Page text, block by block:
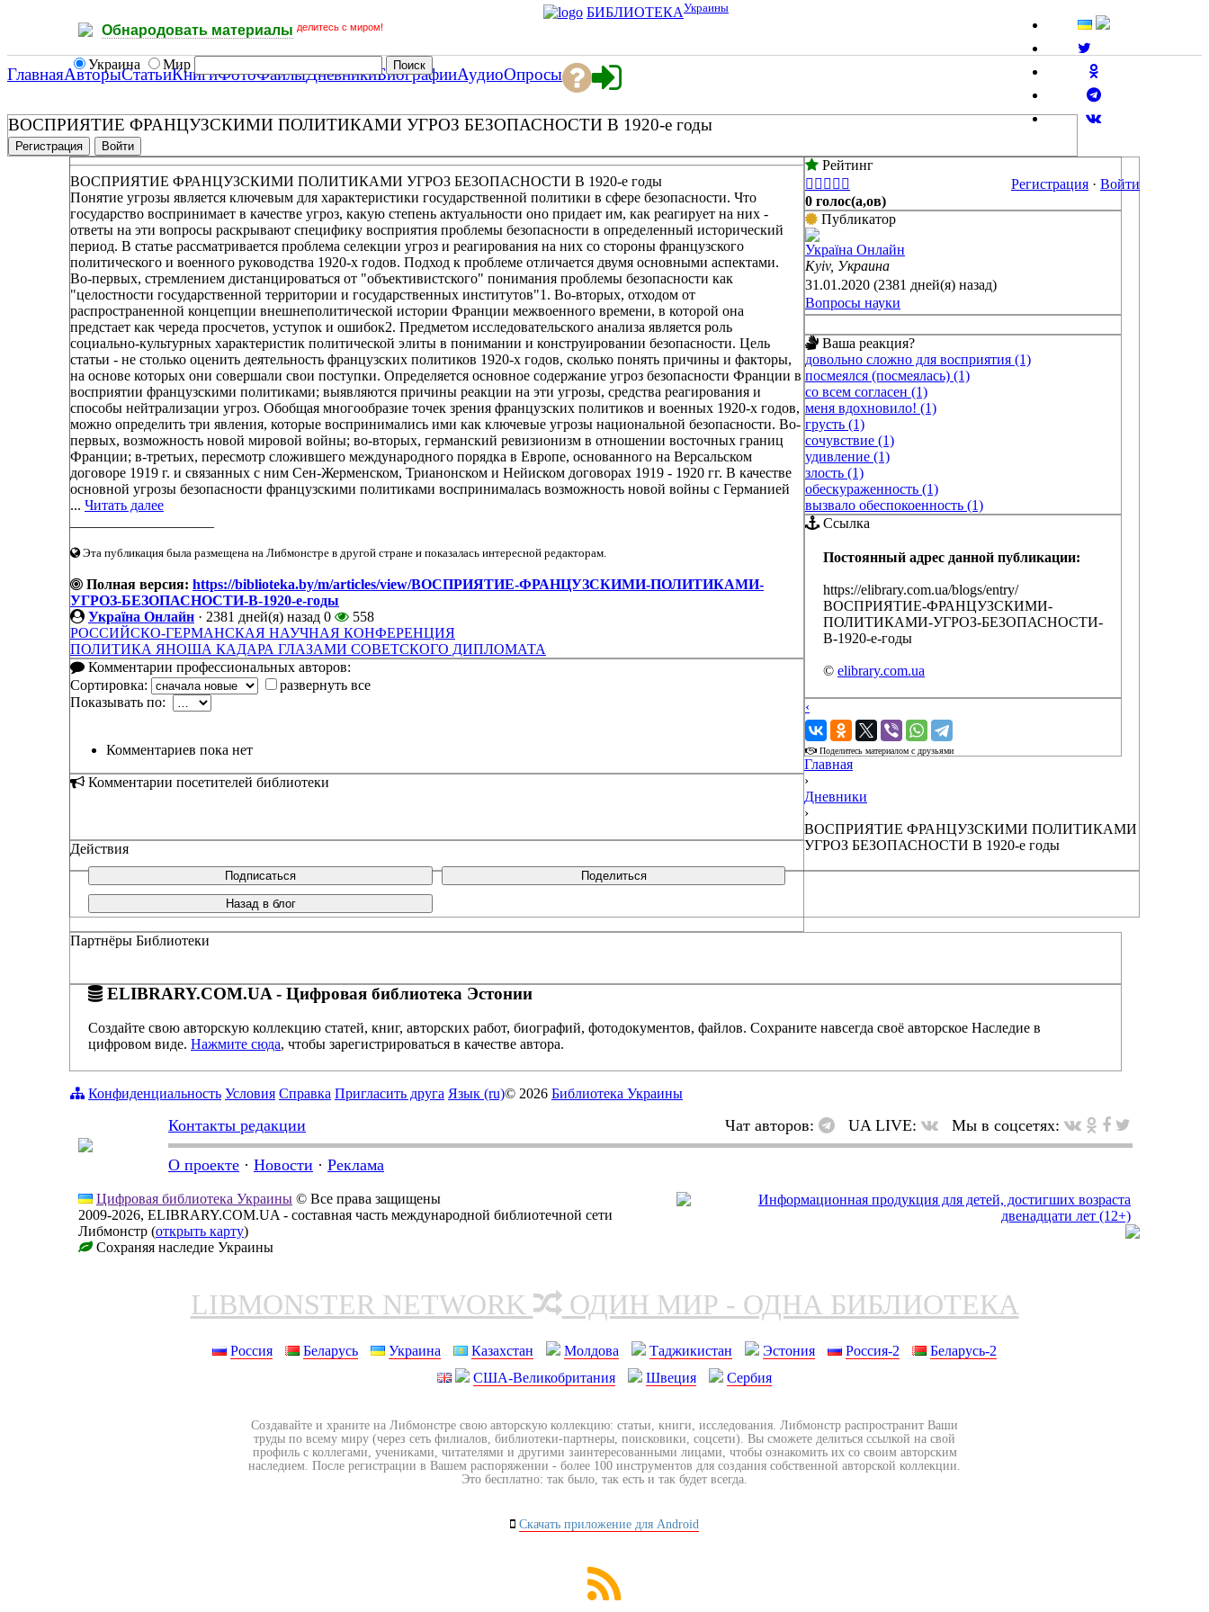
Обнародовать материалы делитесь с миром!
Украина Мир
БИБЛИОТЕКАУкраины
Регистрация · Войти
ГлавнаяАвторыСтатьиКнигиФотоФайлыДневникиБиографииАудиоОпросы
ВОСПРИЯТИЕ ФРАНЦУЗСКИМИ ПОЛИТИКАМИ УГРОЗ БЕЗОПАСНОСТИ В 1920-е годы
Регистрация Войти
ВОСПРИЯТИЕ ФРАНЦУЗСКИМИ ПОЛИТИКАМИ УГРОЗ БЕЗОПАСНОСТИ В 1920-е годы
Понятие угрозы является ключевым для характеристики государственной политики в сфере безопасности. Что
государство воспринимает в качестве угроз, какую степень актуальности оно придает им, как реагирует на них -
ответы на эти вопросы раскрывают специфику восприятия проблемы безопасности в определенный исторический
период. В статье рассматривается проблема селекции угроз и реагирования на них со стороны французского
политического и военного руководства 1920-х годов. Подход к проблеме отличается двумя основными аспектами.
Во-первых, стремлением дистанцироваться от "объективистского" понимания проблемы безопасности как
"целостности государственной территории и государственных институтов"1. Во-вторых, отходом от
распространенной концепции внешнеполитической истории Франции межвоенного времени, в которой она
предстает как череда просчетов, уступок и ошибок2. Предметом исследовательского анализа является роль
социально-культурных характеристик политической элиты в понимании и конструировании безопасности. Цель
статьи - не столько оценить деятельность французских политиков 1920-х годов, сколько понять причины и факторы,
на основе которых они совершали свои поступки. Определяется основное содержание угроз безопасности Франции в
восприятии французскими политиками; выявляются причины реакции на эти угрозы, средства реагирования и
способы нейтрализации угроз. Обобщая многообразие точек зрения французских политиков и военных 1920-х годов,
можно определить три явления, которые воспринимались ими как ключевые угрозы национальной безопасности. Во-
первых, возможность новой мировой войны; во-вторых, германский ревизионизм в отношении восточных границ
Франции; в-третьих, пересмотр сложившего международного порядка в Европе, основанного на Версальском
договоре 1919 г. и связанных с ним Сен-Жерменском, Трианонском и Нейиском договорах 1919 - 1920 гг. В качестве
основной угрозы безопасности французскими политиками воспринималась возможность новой войны с Германией
... Читать далее
Эта публикация была размещена на Либмонстре в другой стране и показалась интересной редакторам.
Полная версия: https://biblioteka.by/m/articles/view/ВОСПРИЯТИЕ-ФРАНЦУЗСКИМИ-ПОЛИТИКАМИ-
УГРОЗ-БЕЗОПАСНОСТИ-В-1920-е-годы
Україна Онлайн · 2381 дней(я) назад 0
558
РОССИЙСКО-ГЕРМАНСКАЯ НАУЧНАЯ КОНФЕРЕНЦИЯ
ПОЛИТИКА ЯНОША КАДАРА ГЛАЗАМИ СОВЕТСКОГО ДИПЛОМАТА
Комментарии профессиональных авторов:
Сортировка:
развернуть все
Показывать по:
Комментариев пока нет
Комментарии посетителей библиотеки
Действия
Подписаться Поделиться
Назад в блог
Рейтинг
    
0 голос(а,ов)
Публикатор
Україна Онлайн
Kyiv, Украина
31.01.2020 (2381 дней(я) назад)
Вопросы науки
Ваша реакция?
довольно сложно для восприятия (1)
посмеялся (посмеялась) (1)
со всем согласен (1)
меня вдохновило! (1)
грусть (1)
сочувствие (1)
удивление (1)
злость (1)
обескураженность (1)
вызвало обеспокоенность (1)
Ссылка
Постоянный адрес данной публикации:
https://elibrary.com.ua/blogs/entry/
ВОСПРИЯТИЕ-ФРАНЦУЗСКИМИ-
ПОЛИТИКАМИ-УГРОЗ-БЕЗОПАСНОСТИ-
В-1920-е-годы
© elibrary.com.ua
‹
›
Поделитесь материалом с друзьями
Партнёры Библиотеки
ELIBRARY.COM.UA - Цифровая библиотека Эстонии
Создайте свою авторскую коллекцию статей, книг, авторских работ, биографий, фотодокументов, файлов. Сохраните навсегда своё авторское Наследие в
цифровом виде. Нажмите сюда, чтобы зарегистрироваться в качестве автора.
Главная
›
Дневники
›
ВОСПРИЯТИЕ ФРАНЦУЗСКИМИ ПОЛИТИКАМИ
УГРОЗ БЕЗОПАСНОСТИ В 1920-е годы
Конфиденциальность Условия Справка Пригласить друга Язык (ru)© 2026 Библиотека Украины
Контакты редакции Чат авторов: UA LIVE: Мы в соцсетях:
О проекте · Новости · Реклама
Цифровая библиотека Украины © Все права защищены
2009-2026, ELIBRARY.COM.UA - составная часть международной библиотечной сети
Либмонстр (открыть карту)
Сохраняя наследие Украины
LIBMONSTER NETWORK ОДИН МИР - ОДНА БИБЛИОТЕКА
Россия Беларусь Украина Казахстан Молдова Таджикистан Эстония Россия-2
Беларусь-2
США-Великобритания
Швеция Сербия
Создавайте и храните на Либмонстре свою авторскую коллекцию: статьи, книги, исследования. Либмонстр распространит Ваши
труды по всему миру (через сеть филиалов, библиотеки-партнеры, поисковики, соцсети). Вы сможете делиться ссылкой на свой
профиль с коллегами, учениками, читателями и другими заинтересованными лицами, чтобы ознакомить их со своим авторским
наследием. После регистрации в Вашем распоряжении - более 100 инструментов для создания собственной авторской коллекции.
Это бесплатно: так было, так есть и так будет всегда.
Скачать приложение для Android